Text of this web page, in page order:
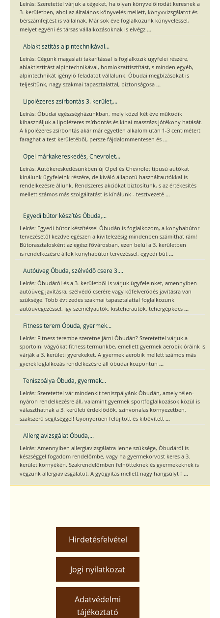
Leírás: Szeretettel várjuk a cégeket, ha olyan könyvelőirodát keresnek a
3. kerületben, ahol az általános könyvelés mellett, könyvvizsgálatot és
bérszámfejtést is vállalnak. Már sok éve foglalkozunk könyveléssel,
melyet egyéni és társas vállalkozásoknak is elvégz ...
Ablaktisztítás alpintechnikával...
Leírás: Cégünk magaslati takarítással is foglalkozik ügyfelei részére,
ablaktisztítást alpintechnikával, homlokzattisztítást, s minden egyéb,
alpintechnikát igénylő feladatot vállalunk. Óbudai megbízásokat is
teljesítünk, nagy szakmai tapasztalattal, biztonságosa ...
Lipolézeres zsírbontás 3. kerület,...
Leírás: Óbudai egészségházunkban, mely közel két éve működik
kihasználjuk a lipolézeres zsírbontás és kínai masszázs jótékony hatását.
A lipolézeres zsírbontás akár már egyetlen alkalom után 1-3 centimétert
faraghat a test kerületéből, persze fájdalommentesen és ...
Opel márkakereskedés, Chevrolet...
Leírás: Autókereskedésünkben új Opel és Chevrolet típusú autókat
kínálunk ügyfeleink részére, de kiváló állapotú használtautókkal is
rendelkezésre állunk. Rendszeres akciókat biztosítunk, s az értékesítés
mellett számos más szolgáltatást is kínálunk - tesztvezeté ...
Egyedi bútor készítés Óbuda,...
Leírás: Egyedi bútor készítéssel Óbudán is foglalkozom, a konyhabútor
tervezésétől kezdve egészen a kivitelezésig mindenben számíthat rám!
Bútorasztalosként az egész fővárosban, ezen belül a 3. kerületben
is rendelkezésre állok konyhabútor tervezéssel, egyedi bút ...
Autóüveg Óbuda, szélvédő csere 3....
Leírás: Óbudáról és a 3. kerületből is várjuk ügyfeleinket, amennyiben
autóüveg javításra, szélvédő cserére vagy kőfelverődés javításra van
szüksége. Több évtizedes szakmai tapasztalattal foglalkozunk
autóüvegezéssel, így személyautók, kisteherautók, tehergépkocs ...
Fitness terem Óbuda, gyermek...
Leírás: Fitness terembe szeretne járni Óbudán? Szeretettel várjuk a
sportolni vágyókat fitness termünkbe, emellett gyermek aerobik óráink is
várják a 3. kerületi gyerekeket. A gyermek aerobik mellett számos más
gyerekfoglalkozás rendelkezésre áll óbudai központun ...
Teniszpálya Óbuda, gyermek...
Leírás: Szeretettel vár mindenkit teniszpályánk Óbudán, amely télen-
nyáron rendelkezésre áll, valamint gyermek sportfoglalkozások közül is
választhatnak a 3. kerületi érdeklődők, színvonalas környezetben,
szakszerű segítséggel! Gyönyörűen felújított és kibővített ...
Allergiavizsgálat Óbuda,...
Leírás: Amennyiben allergiavizsgálatra lenne szüksége, Óbudáról is
készséggel fogadom rendelőmbe, vagy ha gyermekorvost keres a 3.
kerület környékén. Szakrendelőmben felnőtteknek és gyermekeknek is
végzünk allergiavizsgálatot. A gyógyítás mellett nagy hangsúlyt f ...
Hirdetésfelvétel
Jogi nyilatkozat
Adatvédelmi
tájékoztató